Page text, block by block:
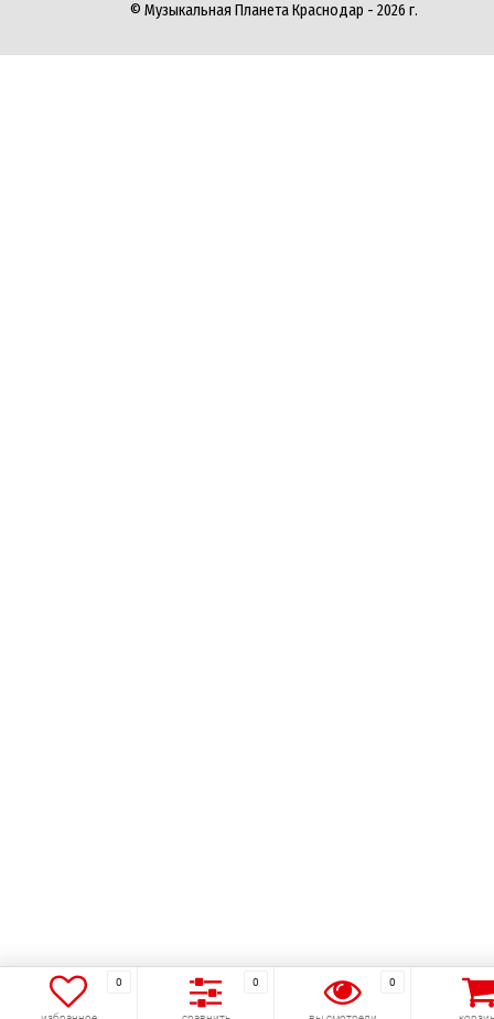
© Музыкальная Планета Краснодар - 2026 г.
0 0 0